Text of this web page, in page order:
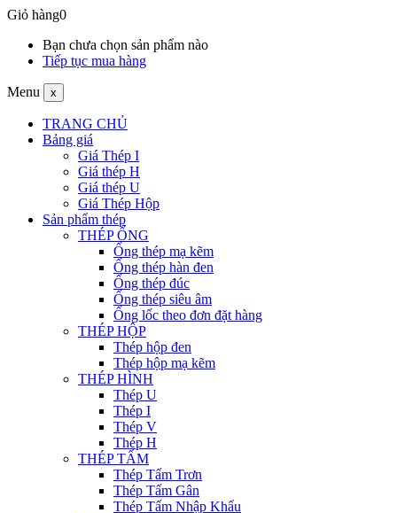
Giỏ hàng0
Bạn chưa chọn sản phẩm nào
Tiếp tục mua hàng
Menu x
TRANG CHỦ
Bảng giá
Giá Thép I
Giá thép H
Giá thép U
Giá Thép Hộp
Sản phẩm thép
THÉP ỐNG
Ống thép mạ kẽm
Ống thép hàn đen
Ống thép đúc
Ống thép siêu âm
Ống lốc theo đơn đặt hàng
THÉP HỘP
Thép hộp đen
Thép hộp mạ kẽm
THÉP HÌNH
Thép U
Thép I
Thép V
Thép H
THÉP TẤM
Thép Tấm Trơn
Thép Tấm Gân
Thép Tấm Nhập Khẩu